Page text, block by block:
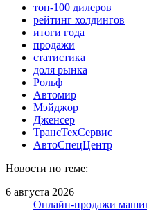
топ-100 дилеров
рейтинг холдингов
итоги года
продажи
статистика
доля рынка
Рольф
Автомир
Мэйджор
Дженсер
ТрансТехСервис
АвтоСпецЦентр
Новости по теме:
6 августа 2026
Онлайн-продажи